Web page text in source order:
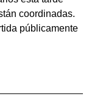
coordinadas.
públicamente